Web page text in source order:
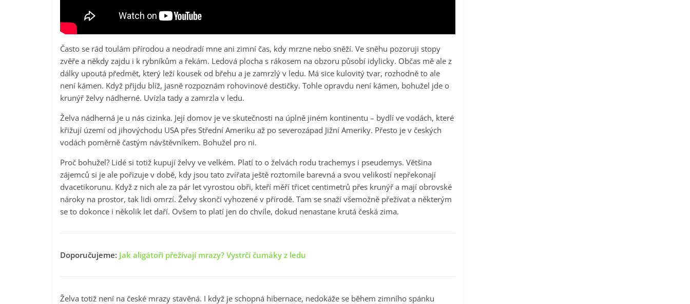
Často se rád toulám přírodou a neodradí mne ani zimní čas, kdy mrzne nebo sněží. Ve sněhu pozoruji stopy
zvěře a někdy zajdu i k rybníkům a řekám. Ledová plocha s rákosem na obzoru působí idylicky. Občas mě ale z
dálky upoutá předmět, který leží kousek od břehu a je zamrzlý v ledu. Má sice kulovitý tvar, rozhodně to ale
není kámen. Když přijdu blíž, jasně rozpoznám rohovinové destičky. Tohle opravdu není kámen, bohužel jde o
krunýř želvy nádherné. Uvízla tady a zamrzla v ledu.
Želva nádherná je u nás cizinka. Její domov je ve skutečnosti na úplně jiném kontinentu – bydlí ve vodách, které
křižují území od jihovýchodu USA přes Střední Ameriku až po severozápad Jižní Ameriky. Přesto je v českých
vodách poměrně častým návštěvníkem. Bohužel pro ni.
Proč bohužel? Lidé si totiž kupují želvy ve velkém. Platí to o želvách rodu trachemys i pseudemys. Většina
zájemců si je ale pořizuje v době, kdy jsou tato zvířata ještě roztomile barevná a svou velikostí nepřekonají
dvacetikorunu. Když z nich ale za pár let vyrostou obři, kteří měří třicet centimetrů přes krunýř a mají obrovské
nároky na prostor, tak lidi omrzí. Želvy skončí vyhozené v přírodě. Tam se snaží všemožně přežívat a některým
se to dokonce i několik let daří. Ovšem to platí jen do chvíle, dokud nenastane krutá česká zima.
Doporučujeme: Jak aligátoři přežívají mrazy? Vystrčí čumáky z ledu
Želva totiž není na české mrazy stavěná. I když je schopná hibernace, nedokáže se během zimního spánku